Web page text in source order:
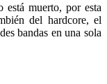
está muerto, por esta
del hardcore, el
bandas en una sola